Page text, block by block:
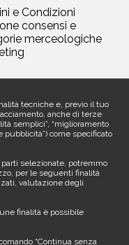
e Condizioni
consensi e
merceologiche
tecniche e, previo il tuo
anche di terze
semplici”, “miglioramento
pubblicità”) come specificato
selezionate, potremmo
per le seguenti finalità
valutazione degli
finalità è possibile
“Continua senza